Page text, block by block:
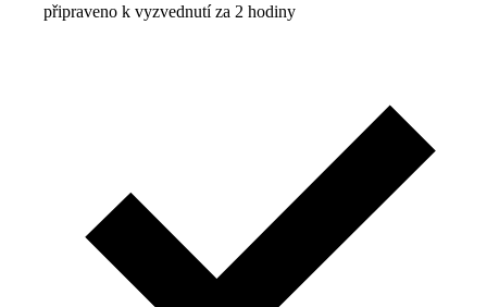
připraveno k vyzvednutí za 2 hodiny